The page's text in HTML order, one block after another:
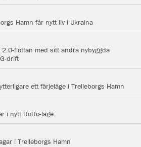
Hamn får nytt liv i Ukraina
2.0-flottan med sitt andra nybyggda
drift
ett färjeläge i Trelleborgs Hamn
i nytt RoRo-läge
i Trelleborgs Hamn